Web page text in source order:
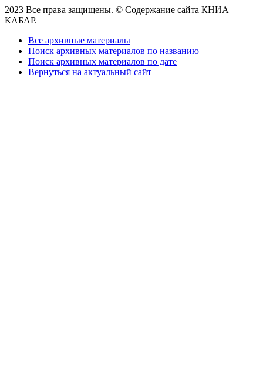
2023 Все права защищены. © Содержание сайта КНИА
КАБАР.
Все архивные материалы
Поиск архивных материалов по названию
Поиск архивных материалов по дате
Вернуться на актуальный сайт